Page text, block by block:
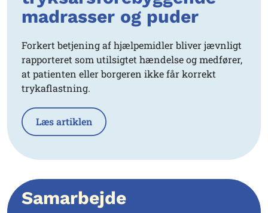
madrasser og puder
Forkert betjening af hjælpemidler bliver jævnligt
rapporteret som utilsigtet hændelse og medfører,
at patienten eller borgeren ikke får korrekt
trykaflastning.
Læs artiklen
Samarbejde